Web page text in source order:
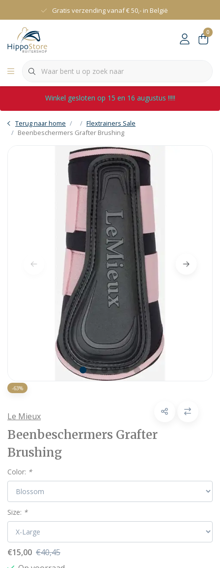
Gratis verzending vanaf € 50,- in België
0
Winkel gesloten op 15 en 16 augustus !!!!!
Terug naar home
Flextrainers Sale
Beenbeschermers Grafter Brushing
-63%
Le Mieux
Beenbeschermers Grafter
Brushing
Color: *
Size: *
€15,00 €40,45